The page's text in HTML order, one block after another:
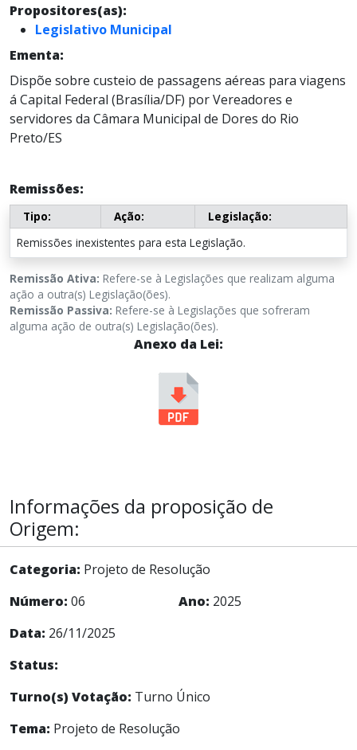
Propositores(as):
Legislativo Municipal
Ementa:
Dispõe sobre custeio de passagens aéreas para viagens
á Capital Federal (Brasília/DF) por Vereadores e
servidores da Câmara Municipal de Dores do Rio
Preto/ES
Remissões:
Tipo: Ação:
Legislação:
Remissões inexistentes para esta Legislação.
Remissão Ativa: Refere-se à Legislações que realizam alguma
ação a outra(s) Legislação(ões).
Remissão Passiva: Refere-se à Legislações que sofreram
alguma ação de outra(s) Legislação(ões).
Anexo da Lei:
Informações da proposição de
Origem:
Categoria: Projeto de Resolução
Número: 06 Ano: 2025
Data: 26/11/2025
Status:
Turno(s) Votação: Turno Único
Tema: Projeto de Resolução